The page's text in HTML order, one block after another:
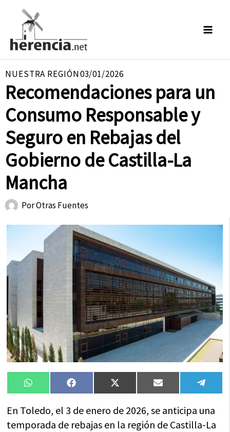
contenido
NUESTRA REGIÓN03/01/2026
Recomendaciones para un
Consumo Responsable y
Seguro en Rebajas del
Gobierno de Castilla-La
Mancha
PorOtras Fuentes
Compartir
en
WhatsAppCompartir
en
FacebookCompartir
en
X
(Twitter)
Compartir
en
Email
en
En Toledo, el 3 de enero de 2026, se anticipa una
temporada de rebajas en la región de Castilla-La